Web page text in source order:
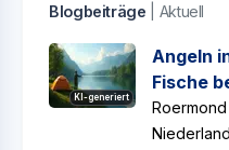
Blogbeiträge | Aktuell
KI-generiert
Angeln
Fische